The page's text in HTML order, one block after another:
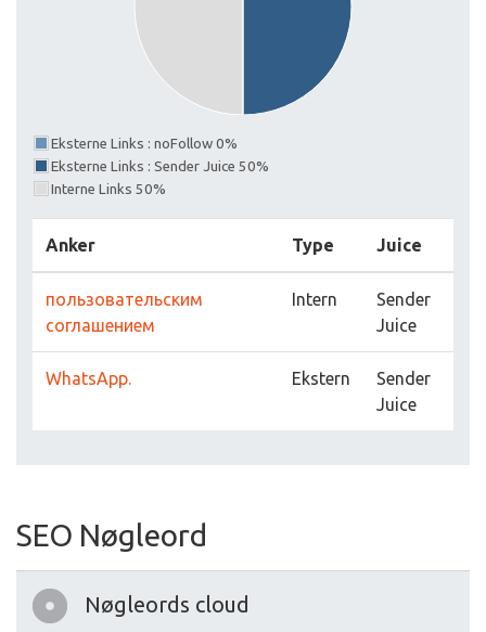
Eksterne Links : noFollow 0%
Eksterne Links : Sender Juice 50%
Interne Links 50%
Anker Type Juice
пользовательским
соглашением
Intern
Sender
Juice
WhatsApp. Ekstern
Sender
Juice
SEO Nøgleord
Nøgleords cloud